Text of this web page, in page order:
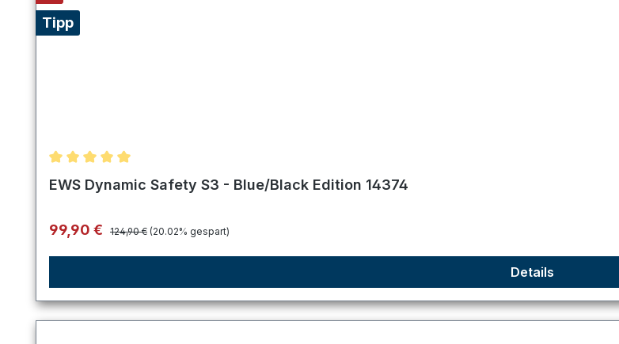
Tipp
Durchschnittliche Bewertung von 5 von 5 Sternen
EWS Dynamic Safety S3 - Blue/Black Edition 14374
Verkaufspreis:
99,90 € Regulärer Preis:
124,90 € (20.02% gespart)
Details